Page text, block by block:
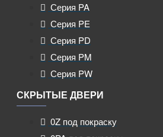
Серия PA
Серия PE
Серия PD
Серия PM
Серия PW
СКРЫТЫЕ ДВЕРИ
0Z под покраску